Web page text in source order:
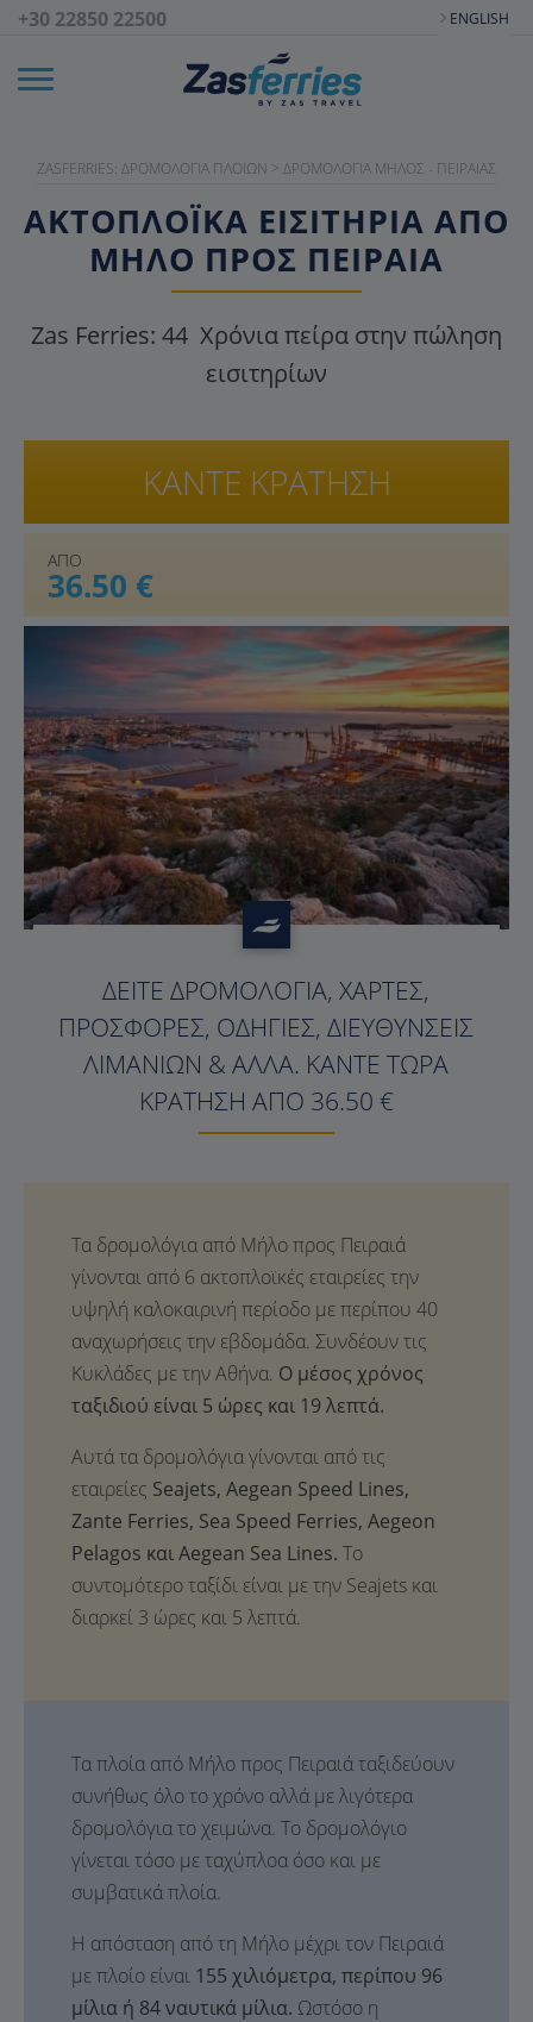
+30 22850 22500 ENGLISH
ZASFERRIES: ΔΡΟΜΟΛΌΓΙΑ ΠΛΟΊΩΝ > ΔΡΟΜΟΛΌΓΙΑ ΜΉΛΟΣ - ΠΕΙΡΑΙΆΣ
ΑΚΤΟΠΛΟΪΚΑ ΕΙΣΙΤΉΡΙΑ ΑΠΌ
ΜΉΛΟ ΠΡΟΣ ΠΕΙΡΑΙΆ
Zas Ferries: 44 Χρόνια πείρα στην πώληση
εισιτηρίων
ΑΠΟ
36.50 €
ΚΑΝΤΕ ΚΡΑΤΗΣΗ
?>
ΔΕΊΤΕ ΔΡΟΜΟΛΌΓΙΑ, ΧΆΡΤΕΣ,
ΠΡΟΣΦΟΡΈΣ, ΟΔΗΓΊΕΣ, ΔΙΕΥΘΎΝΣΕΙΣ
ΛΙΜΑΝΙΏΝ & ΆΛΛΑ. ΚΆΝΤΕ ΤΏΡΑ
ΚΡΆΤΗΣΗ ΑΠΌ 36.50 €
Ο μέσος χρόνος
ταξιδιού είναι 5 ώρες και 19 λεπτά.
Αυτά τα δρομολόγια γίνονται από τις
εταιρείες Seajets, Aegean Speed Lines,
Zante Ferries, Sea Speed Ferries, Aegeon
Pelagos και Aegean Sea Lines. Το
συντομότερο ταξίδι είναι με την Seajets και
διαρκεί 3 ώρες και 5 λεπτά.
Τα πλοία από Μήλο προς Πειραιά ταξιδεύουν
συνήθως όλο το χρόνο αλλά με λιγότερα
δρομολόγια το χειμώνα. Το δρομολόγιο
γίνεται τόσο με ταχύπλοα όσο και με
συμβατικά πλοία.
Η απόσταση από τη Μήλο μέχρι τον Πειραιά
με πλοίο είναι 155 χιλιόμετρα, περίπου 96
μίλια ή 84 ναυτικά μίλια. Ωστόσο η